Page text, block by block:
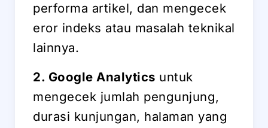
performa artikel, dan mengecek
eror indeks atau masalah teknikal
lainnya.
2. Google Analytics untuk
mengecek jumlah pengunjung,
durasi kunjungan, halaman yang